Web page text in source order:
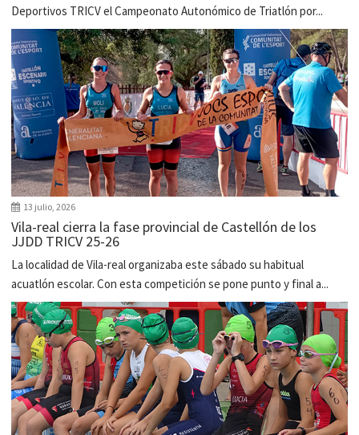
Deportivos TRICV el Campeonato Autonómico de Triatlón por...
13 julio, 2026
Vila-real cierra la fase provincial de Castellón de los
JJDD TRICV 25-26
La localidad de Vila-real organizaba este sábado su habitual
acuatlón escolar. Con esta competición se pone punto y final a...